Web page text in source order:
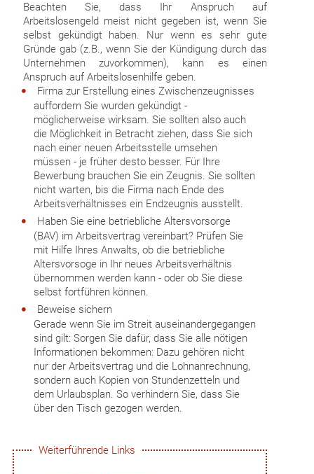
Beachten Sie, dass Ihr Anspruch auf
Arbeitslosengeld meist nicht gegeben ist, wenn Sie
selbst gekündigt haben. Nur wenn es sehr gute
Gründe gab (z.B., wenn Sie der Kündigung durch das
Unternehmen zuvorkommen), kann es einen
Anspruch auf Arbeitslosenhilfe geben.
Firma zur Erstellung eines Zwischenzeugnisses
auffordern Sie wurden gekündigt -
möglicherweise wirksam. Sie sollten also auch
die Möglichkeit in Betracht ziehen, dass Sie sich
nach einer neuen Arbeitsstelle umsehen
müssen - je früher desto besser. Für Ihre
Bewerbung brauchen Sie ein Zeugnis. Sie sollten
nicht warten, bis die Firma nach Ende des
Arbeitsverhältnisses ein Endzeugnis ausstellt.
Haben Sie eine betriebliche Altersvorsorge
(BAV) im Arbeitsvertrag vereinbart? Prüfen Sie
mit Hilfe Ihres Anwalts, ob die betriebliche
Altersvorsoge in Ihr neues Arbeitsverhältnis
übernommen werden kann - oder ob Sie diese
selbst fortführen können.
Beweise sichern
Gerade wenn Sie im Streit auseinandergegangen
sind gilt: Sorgen Sie dafür, dass Sie alle nötigen
Informationen bekommen: Dazu gehören nicht
nur der Arbeitsvertrag und die Lohnanrechnung,
sondern auch Kopien von Stundenzetteln und
dem Urlaubsplan. So verhindern Sie, dass Sie
über den Tisch gezogen werden.
Weiterführende Links